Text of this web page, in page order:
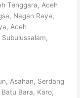
Tenggara, Aceh
Nagan Raya,
Aceh
Asahan, Serdang
Bara, Karo,